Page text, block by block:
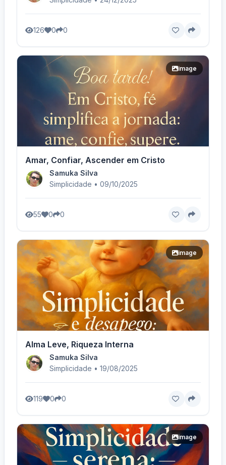
126 0 0
image
Amar, Confiar, Ascender em Cristo
Samuka Silva
Simplicidade • 09/10/2025
55 0 0
image
Alma Leve, Riqueza Interna
Samuka Silva
Simplicidade • 19/08/2025
119 0 0
image